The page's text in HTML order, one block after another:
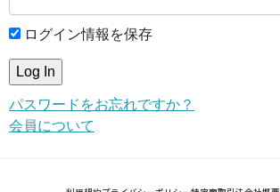
ログイン情報を保存
パスワードをお忘れですか？
会員について